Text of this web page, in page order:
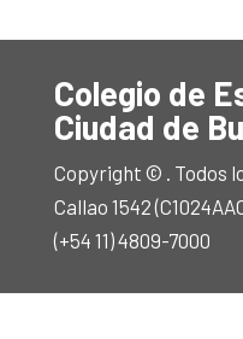
Colegio de
Ciudad de
Copyright © . Todos
Callao 1542
(+54 11) 4809-7000